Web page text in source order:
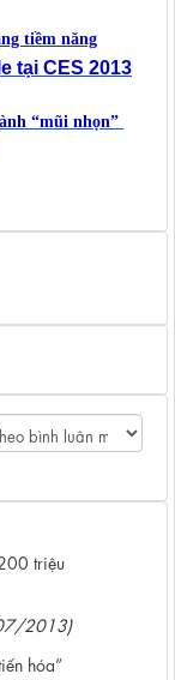
tiềm năng
tại CES 2013
“mũi nhọn”
triệu
2013)
hóa”